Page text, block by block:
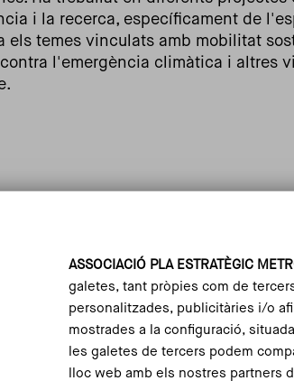
i la recerca, específicament de
els temes vinculats amb mobilitat
l'emergència climàtica i altres
ASSOCIACIÓ PLA ESTRATÈGIC
galetes, tant pròpies com de
personalitzades, publicitàries i/o
mostrades a la configuració,
les galetes de tercers podem
lloc web amb els nostres partners